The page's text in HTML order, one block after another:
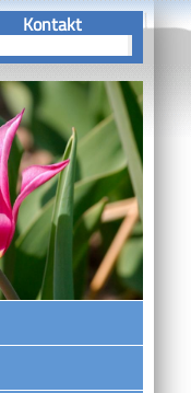
Kontakt